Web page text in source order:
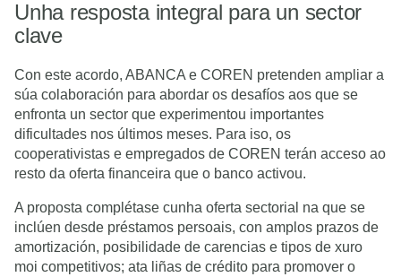
Unha resposta integral para un sector
clave
Con este acordo, ABANCA e COREN pretenden ampliar a
súa colaboración para abordar os desafíos aos que se
enfronta un sector que experimentou importantes
dificultades nos últimos meses. Para iso, os
cooperativistas e empregados de COREN terán acceso ao
resto da oferta financeira que o banco activou.
A proposta complétase cunha oferta sectorial na que se
inclúen desde préstamos persoais, con amplos prazos de
amortización, posibilidade de carencias e tipos de xuro
moi competitivos; ata liñas de crédito para promover o